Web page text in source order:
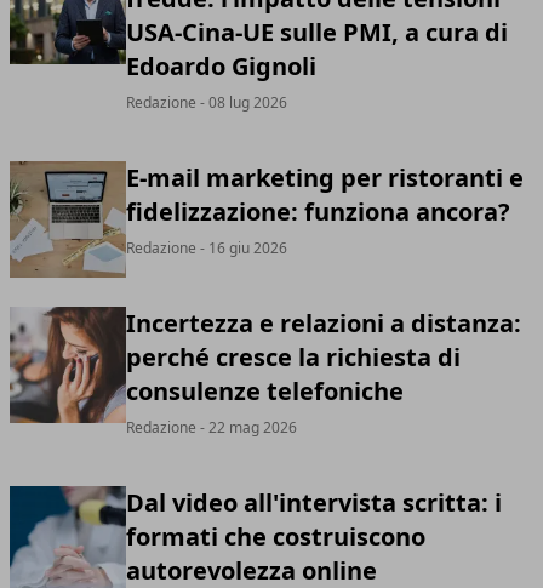
USA-Cina-UE sulle PMI, a cura di
Edoardo Gignoli
Redazione - 08 lug 2026
E-mail marketing per ristoranti e
fidelizzazione: funziona ancora?
Redazione - 16 giu 2026
Incertezza e relazioni a distanza:
perché cresce la richiesta di
consulenze telefoniche
Redazione - 22 mag 2026
Dal video all'intervista scritta: i
formati che costruiscono
autorevolezza online